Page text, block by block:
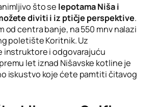
što se lepotama Niša i
diviti i iz ptičje perspektive.
od centra banje, na 550 mnv nalazi
poletište Koritnik. Uz
instruktore i odgovarajuću
let iznad Nišavske kotline je
iskustvo koje ćete pamtiti čitavog